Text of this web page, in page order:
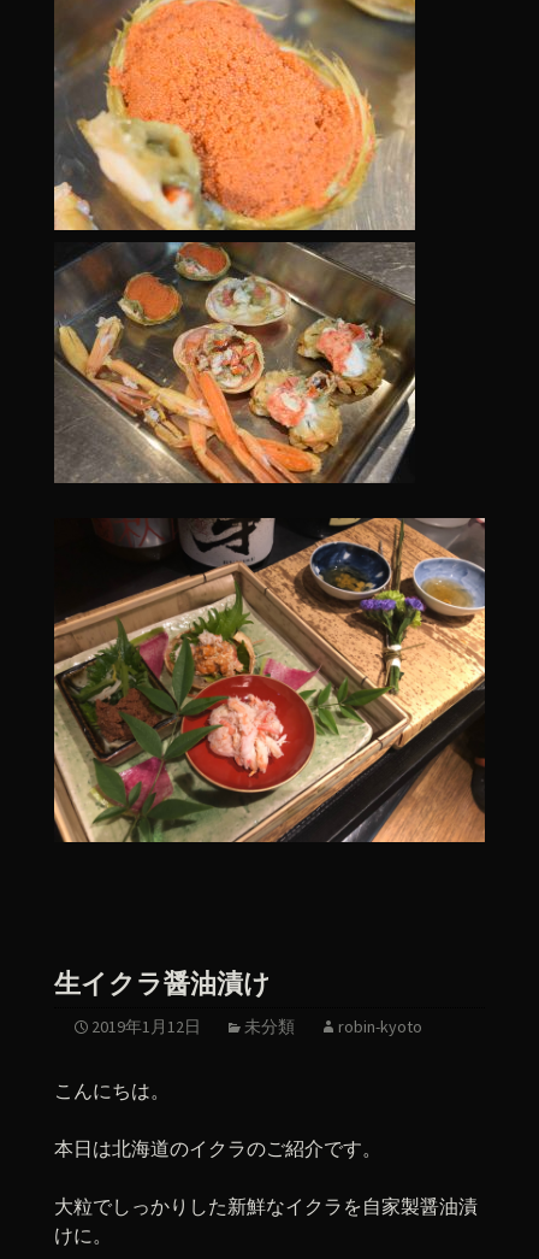
生イクラ醤油漬け
2019年1月12日 未分類 robin-kyoto
こんにちは。
本日は北海道のイクラのご紹介です。
大粒でしっかりした新鮮なイクラを自家製醤油漬
けに。